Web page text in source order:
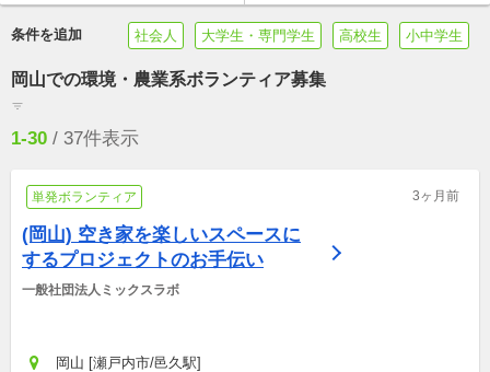
条件を追加 社会人 大学生・専門学生 高校生 小中学生
岡山での環境・農業系ボランティア募集
filter_list
1-30 / 37件表示
単発ボランティア 3ヶ月前
(岡山) 空き家を楽しいスペースに
するプロジェクトのお手伝い
一般社団法人ミックスラボ
岡山 [瀬戸内市/邑久駅]